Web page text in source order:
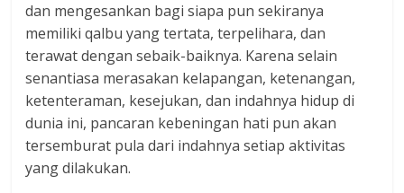
dan mengesankan bagi siapa pun sekiranya
memiliki qalbu yang tertata, terpelihara, dan
terawat dengan sebaik-baiknya. Karena selain
senantiasa merasakan kelapangan, ketenangan,
ketenteraman, kesejukan, dan indahnya hidup di
dunia ini, pancaran kebeningan hati pun akan
tersemburat pula dari indahnya setiap aktivitas
yang dilakukan.